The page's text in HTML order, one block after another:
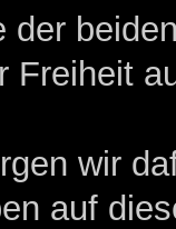
der
Freiheit
wir
auf